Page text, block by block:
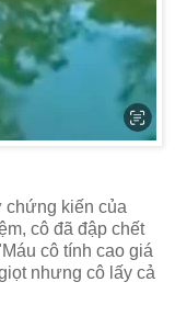
chứng kiến của
cô đã đập chết
cô tính cao giá
nhưng cô lấy cả